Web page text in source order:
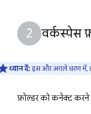
वर्कस्पेस
ध्यान दें:इस और अगले चरण में,
फ़ोल्डर को कनेक्ट करने